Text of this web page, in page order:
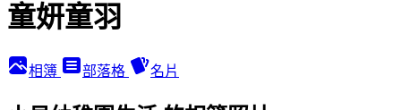
童妍童羽
相簿 部落格 名片